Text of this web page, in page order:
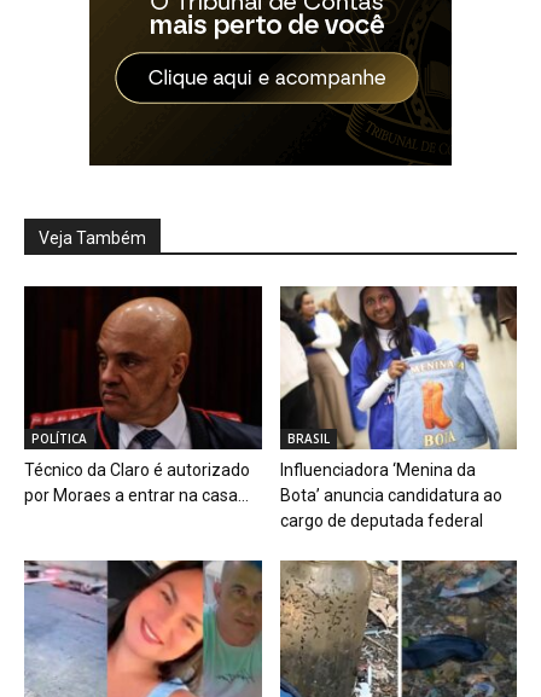
Veja Também
POLÍTICA
Técnico da Claro é autorizado
por Moraes a entrar na casa...
BRASIL
Influenciadora ‘Menina da
Bota’ anuncia candidatura ao
cargo de deputada federal